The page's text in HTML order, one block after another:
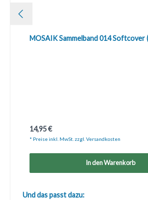
MOSAIK Sammelband 014 Softcover
Regulärer Preis:
14,95 €
* Preise inkl. MwSt. zzgl. Versandkosten
In den Warenkorb
Produktgalerie überspringen
Und das passt dazu: